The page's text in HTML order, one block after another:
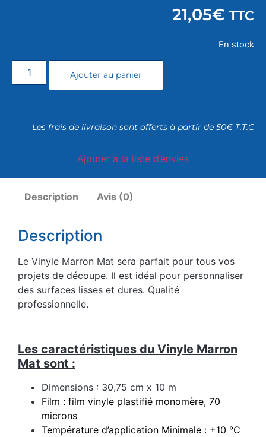
21,05€ TTC
En stock
Ajouter au panier
Les frais de livraison sont offerts à partir de 50€ T.T.C
Ajouter à la liste d’envies
Description Avis (0)
Description
Le Vinyle Marron Mat sera parfait pour tous vos
projets de découpe. Il est idéal pour personnaliser
des surfaces lisses et dures. Qualité
professionnelle.
Les caractéristiques du Vinyle Marron
Mat sont :
Dimensions : 30,75 cm x 10 m
Film : film vinyle plastifié monomère, 70
microns
Température d’application Minimale : +10 °C